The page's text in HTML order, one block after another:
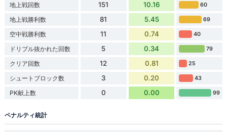
地上戦回数 151 10.16 60
地上戦勝利数 81 5.45 69
空中戦勝利数 11 0.74 40
ドリブル抜かれた回数 5 0.34 79
クリア回数 12 0.81 25
シュートブロック数 3 0.20 43
PK献上数 0 0.00 99
ペナルティ統計